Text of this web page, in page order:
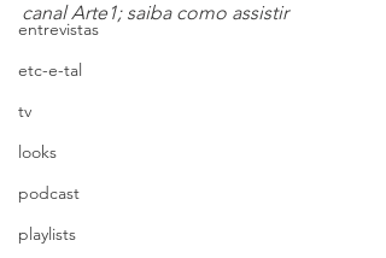
entrevistas
etc-e-tal
tv
looks
podcast
playlists
canal Arte1; saiba como assistir